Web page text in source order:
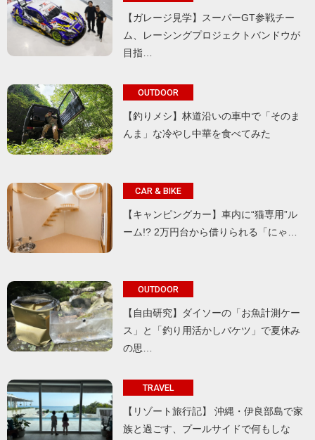
【ガレージ見学】スーパーGT参戦チー
ム、レーシングプロジェクトバンドウが
目指…
OUTDOOR
【釣りメシ】林道沿いの車中で「そのま
んま」な冷やし中華を食べてみた
CAR & BIKE
【キャンピングカー】車内に“猫専用”ル
ーム!? 2万円台から借りられる「にゃ…
OUTDOOR
【自由研究】ダイソーの「お魚計測ケー
ス」と「釣り用活かしバケツ」で夏休み
の思…
TRAVEL
【リゾート旅行記】 沖縄・伊良部島で家
族と過ごす、プールサイドで何もしな